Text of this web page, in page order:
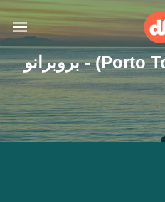
بورتو تورس (Porto Torres) - بروبرانو